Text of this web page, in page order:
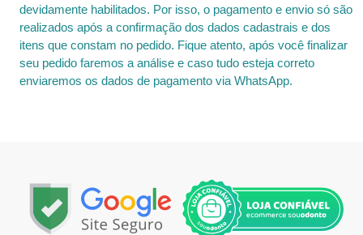
devidamente habilitados. Por isso, o pagamento e envio só são
realizados após a confirmação dos dados cadastrais e dos
itens que constam no pedido. Fique atento, após você finalizar
seu pedido faremos a análise e caso tudo esteja correto
enviaremos os dados de pagamento via WhatsApp.